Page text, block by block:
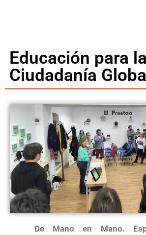
Educación para la
Ciudadanía
De Mano en Mano.